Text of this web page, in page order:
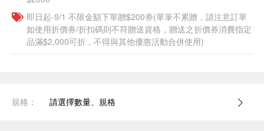
即日起-9/1 不限金額下單贈$200券(單筆不累贈，請注意訂單
如使用折價券/折扣碼則不符贈送資格，贈送之折價券消費指定
品滿$2,000可折，不得與其他優惠活動合併使用)
規格： 請選擇數量、規格